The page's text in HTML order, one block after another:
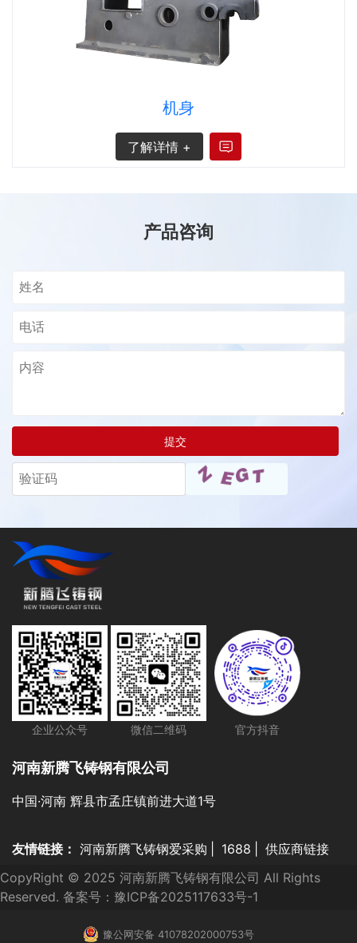
机身
了解详情 +
产品咨询
提交
企业公众号 微信二维码 官方抖音
河南新腾飞铸钢有限公司
中国·河南 辉县市孟庄镇前进大道1号
友情链接： 河南新腾飞铸钢爱采购 1688
供应商链接
CopyRight © 2025 河南新腾飞铸钢有限公司 All Rights
Reserved. 备案号： 豫ICP备2025117633号-1
豫公网安备 41078202000753号